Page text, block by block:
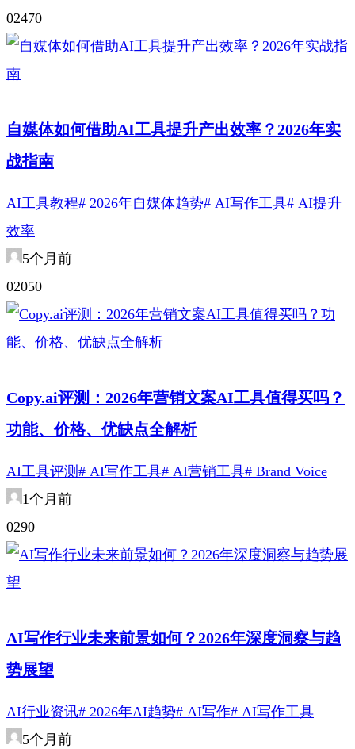
02470
自媒体如何借助AI工具提升产出效率？2026年实
战指南
AI工具教程# 2026年自媒体趋势# AI写作工具# AI提升
效率
5个月前
02050
Copy.ai评测：2026年营销文案AI工具值得买吗？
功能、价格、优缺点全解析
AI工具评测 # AI写作工具# AI营销工具# Brand Voice
1个月前
0290
AI写作行业未来前景如何？2026年深度洞察与趋
势展望
AI行业资讯# 2026年AI趋势# AI写作# AI写作工具
5个月前